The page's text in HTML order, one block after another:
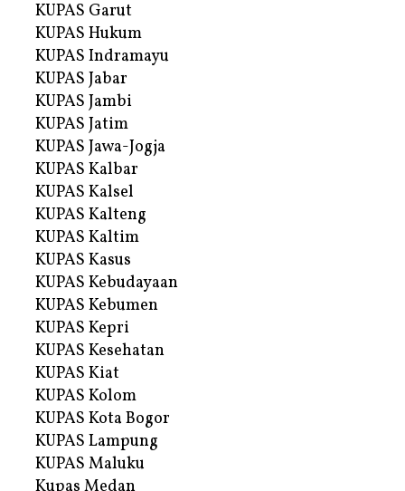
KUPAS Garut
KUPAS Hukum
KUPAS Indramayu
KUPAS Jabar
KUPAS Jambi
KUPAS Jatim
KUPAS Jawa-Jogja
KUPAS Kalbar
KUPAS Kalsel
KUPAS Kalteng
KUPAS Kaltim
KUPAS Kasus
KUPAS Kebudayaan
KUPAS Kebumen
KUPAS Kepri
KUPAS Kesehatan
KUPAS Kiat
KUPAS Kolom
KUPAS Kota Bogor
KUPAS Lampung
KUPAS Maluku